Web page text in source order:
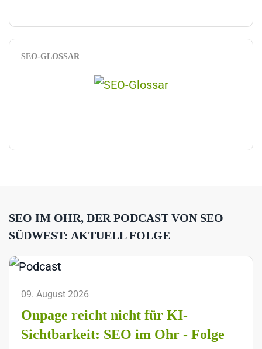
SEO-GLOSSAR
SEO IM OHR, DER PODCAST VON SEO
SÜDWEST: AKTUELL FOLGE
09. August 2026
Onpage reicht nicht für KI-
Sichtbarkeit: SEO im Ohr - Folge